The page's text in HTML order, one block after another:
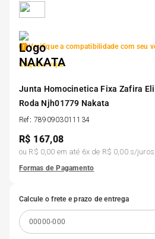
Verifique a compatibilidade com seu
Clique e veja!
Junta Homocinetica Fixa Zafira
Roda Njh01779 Nakata
Ref: 7890903011134
R$ 167,08
ou R$ 0,00 em até 6x de R$ 0,00s/juros
Formas de Pagamento
Calcule o frete e prazo de entrega
5º
6º
7º 185 60r15
8 º
10º 175 65 14